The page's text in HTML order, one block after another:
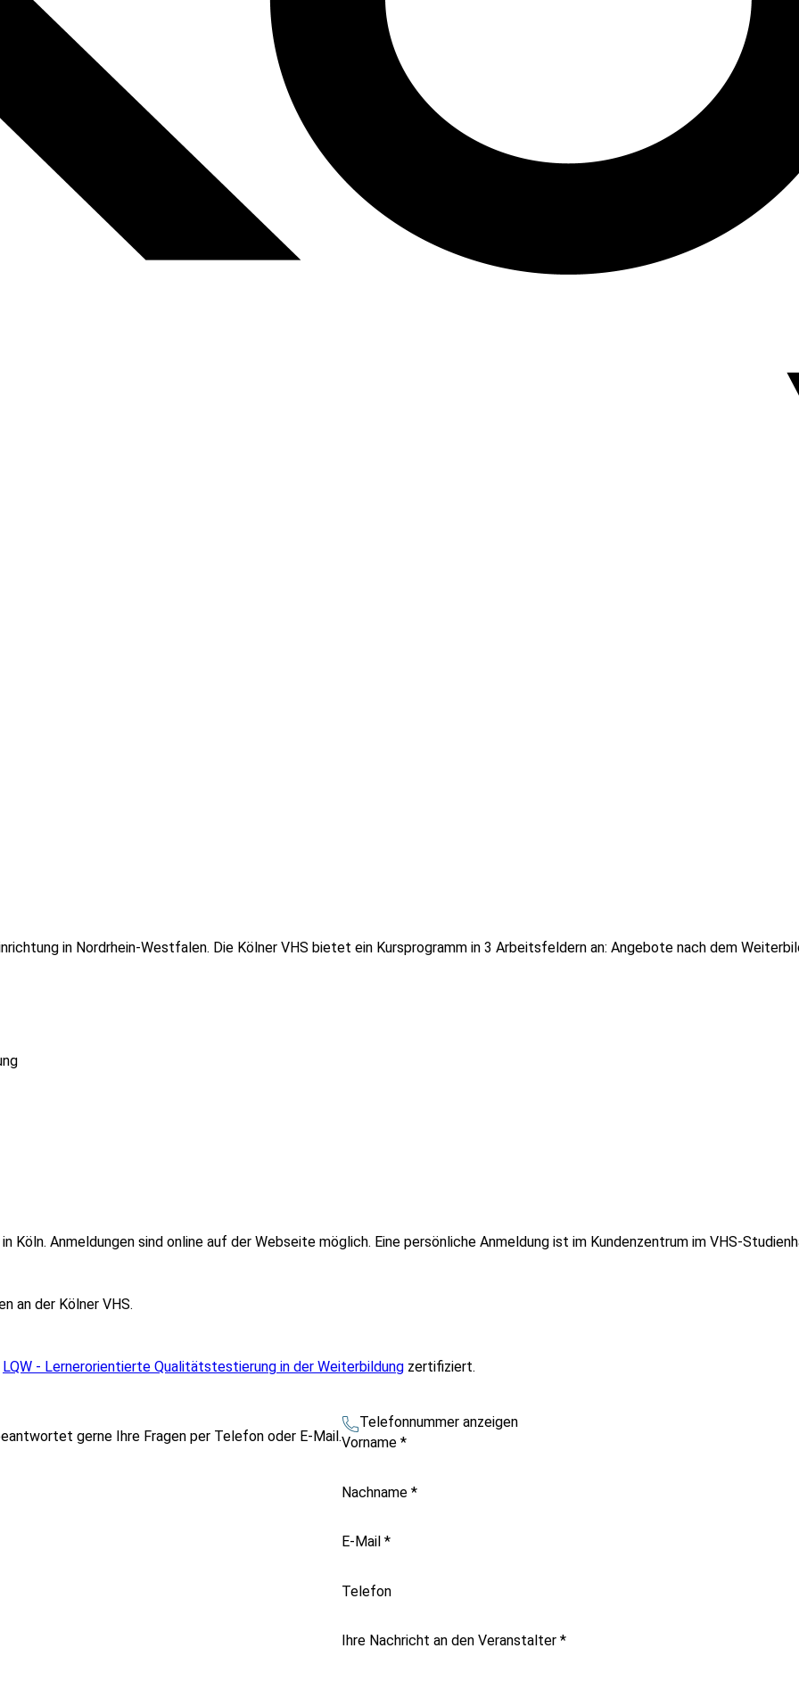
in Nordrhein-Westfalen. Die Kölner VHS bietet ein Kursprogramm in 3 Arbeitsfeldern an: Angebote nach dem
Köln. Anmeldungen sind online auf der Webseite möglich. Eine persönliche Anmeldung ist im Kundenzentrum im VHS-
an der Kölner VHS.
LQW - Lernerorientierte Qualitätstestierung in der Weiterbildung zertifiziert.
gerne Ihre Fragen per Telefon oder E-Mail.
Telefonnummer anzeigen
Vorname *
Nachname *
E-Mail *
Telefon
Ihre Nachricht an den Veranstalter *